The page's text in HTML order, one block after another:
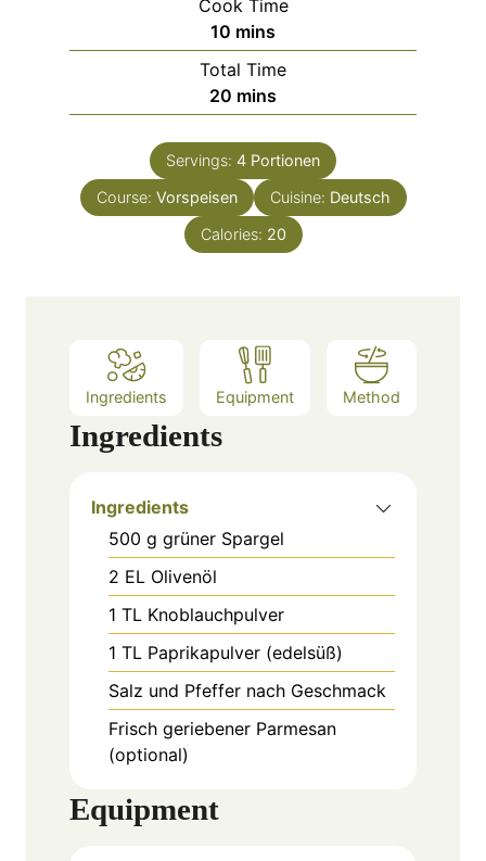
n
u
t
e
s
Cook Time
10 m
i
n
u
e
s
mins
Total Time
20 m
i
n
t
e
s
mins
Servings: 4 Portionen
Course: Vorspeisen Cuisine: Deutsch
Calories: 20
Ingredients Equipment Method
Ingredients
Ingredients
500 g grüner Spargel
2 EL Olivenöl
1 TL Knoblauchpulver
1 TL Paprikapulver (edelsüß)
Salz und Pfeffer nach Geschmack
Frisch geriebener Parmesan
(optional)
Equipment